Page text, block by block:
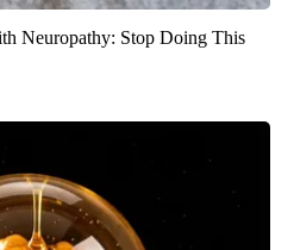
Neuropathy: Stop Doing This